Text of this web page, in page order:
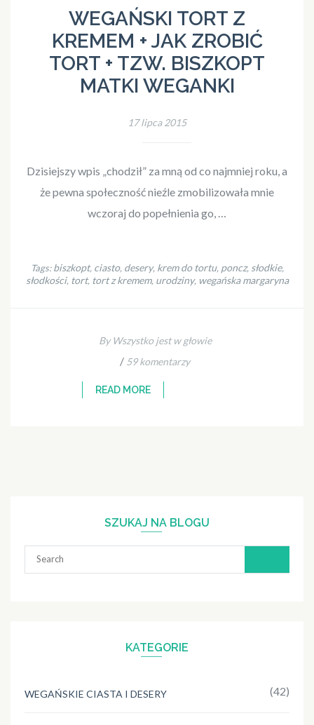
WEGAŃSKI TORT Z
KREMEM + JAK ZROBIĆ
TORT + TZW. BISZKOPT
MATKI WEGANKI
17 lipca 2015
Dzisiejszy wpis „chodził” za mną od co najmniej roku, a
że pewna społeczność nieźle zmobilizowała mnie
wczoraj do popełnienia go, …
Tags:biszkopt, ciasto, desery, krem do tortu, poncz, słodkie,
słodkości, tort, tort z kremem, urodziny, wegańska margaryna
By Wszystko jest w głowie
/ 59 komentarzy
READ MORE
SZUKAJ NA BLOGU
for:
KATEGORIE
WEGAŃSKIE CIASTA I DESERY (42)